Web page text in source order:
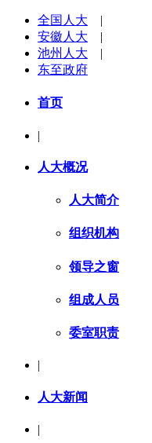
全国人大 |
安徽人大 |
池州人大 |
东至政府
首页
|
人大概况
人大简介
组织机构
领导之窗
组成人员
委室职责
|
人大新闻
|